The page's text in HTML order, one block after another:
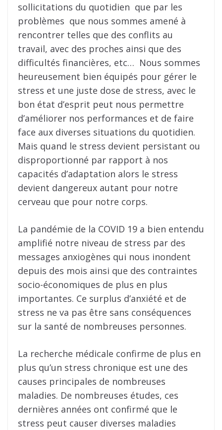
sollicitations du quotidien que par les
problèmes que nous sommes amené à
rencontrer telles que des conflits au
travail, avec des proches ainsi que des
difficultés financières, etc… Nous sommes
heureusement bien équipés pour gérer le
stress et une juste dose de stress, avec le
bon état d’esprit peut nous permettre
d’améliorer nos performances et de faire
face aux diverses situations du quotidien.
Mais quand le stress devient persistant ou
disproportionné par rapport à nos
capacités d’adaptation alors le stress
devient dangereux autant pour notre
cerveau que pour notre corps.
La pandémie de la COVID 19 a bien entendu
amplifié notre niveau de stress par des
messages anxiogènes qui nous inondent
depuis des mois ainsi que des contraintes
socio-économiques de plus en plus
importantes. Ce surplus d’anxiété et de
stress ne va pas être sans conséquences
sur la santé de nombreuses personnes.
La recherche médicale confirme de plus en
plus qu’un stress chronique est une des
causes principales de nombreuses
maladies. De nombreuses études, ces
dernières années ont confirmé que le
stress peut causer diverses maladies